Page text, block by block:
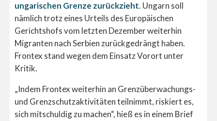
ungarischen Grenze zurückzieht. Ungarn soll
nämlich trotz eines Urteils des Europäischen
Gerichtshofs vom letzten Dezember weiterhin
Migranten nach Serbien zurückgedrängt haben.
Frontex stand wegen dem Einsatz Vorort unter
Kritik.
„Indem Frontex weiterhin an Grenzüberwachungs-
und Grenzschutzaktivitäten teilnimmt, riskiert es,
sich mitschuldig zu machen“, hieß es in einem Brief